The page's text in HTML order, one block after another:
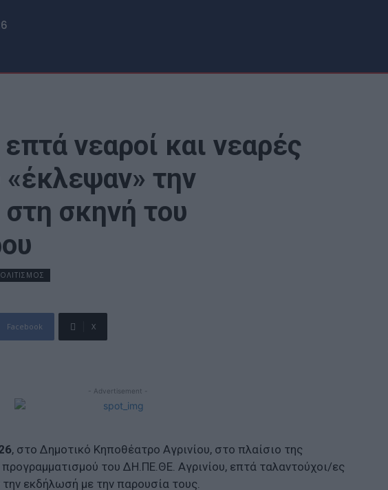
επτά νεαροί και νεαρές
«έκλεψαν» την
σκηνή του
Facebook X
- Advertisement -
, στο Δημοτικό Κηποθέατρο Αγρινίου, στο πλαίσιο της
του ΔΗ.ΠΕ.ΘΕ. Αγρινίου, επτά ταλαντούχοι/ες
εκδήλωσή με την παρουσία τους.